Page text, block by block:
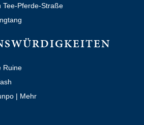
Tee-Pferde-Straße
Ruine
| Mehr